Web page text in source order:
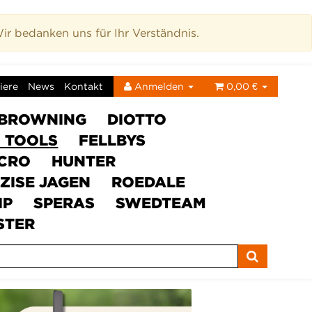
bedanken uns für Ihr Verständnis.
News Kontakt Anmelden 0,00 €
DIOTTO
TOOLS
FELLBYS
HUNTER
JAGEN
ROEDALE
SPERAS
SWEDTEAM